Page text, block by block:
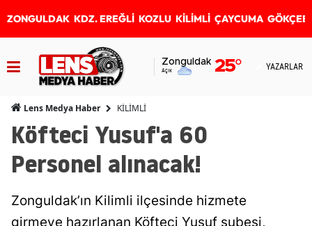
ZONGULDAK KDZ. EREĞLİ KOZLU KİLİMLİ ÇAYCUMA
Zonguldak
Açık 25° YAZARLAR
Lens Medya Haber KİLİMLİ
Köfteci Yusuf'a 60
Personel alınacak!
Zonguldak’ın Kilimli ilçesinde hizmete
girmeye hazırlanan Köfteci Yusuf şubesi,